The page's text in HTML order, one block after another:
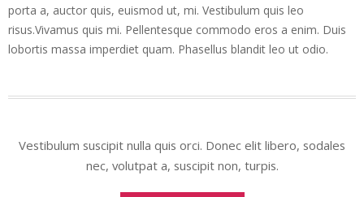
porta a, auctor quis, euismod ut, mi. Vestibulum quis leo
risus.Vivamus quis mi. Pellentesque commodo eros a enim. Duis
lobortis massa imperdiet quam. Phasellus blandit leo ut odio.
Vestibulum suscipit nulla quis orci. Donec elit libero, sodales
nec, volutpat a, suscipit non, turpis.